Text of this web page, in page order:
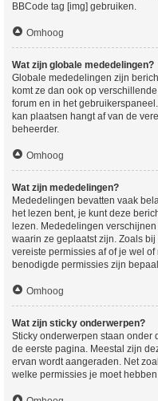
BBCode tag [img] gebruiken.
Omhoog
Wat zijn globale mededelingen?
Globale mededelingen zijn
komt ze dan ook op
forum en in het
kan plaatsen hangt af van de
beheerder.
Omhoog
Wat zijn mededelingen?
Mededelingen bevatten vaak
het lezen bent, je kunt deze
lezen. Mededelingen
waarin ze geplaatst zijn. Zoals
vereiste permissies af of je wel
benodigde permissies zijn
Omhoog
Wat zijn sticky onderwerpen?
Sticky onderwerpen staan onder
de eerste pagina. Meestal zijn
ervan wordt aangeraden. Net
welke permissies je moet